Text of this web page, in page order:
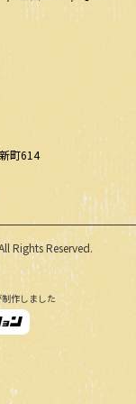
町614
Rights Reserved.
作しました